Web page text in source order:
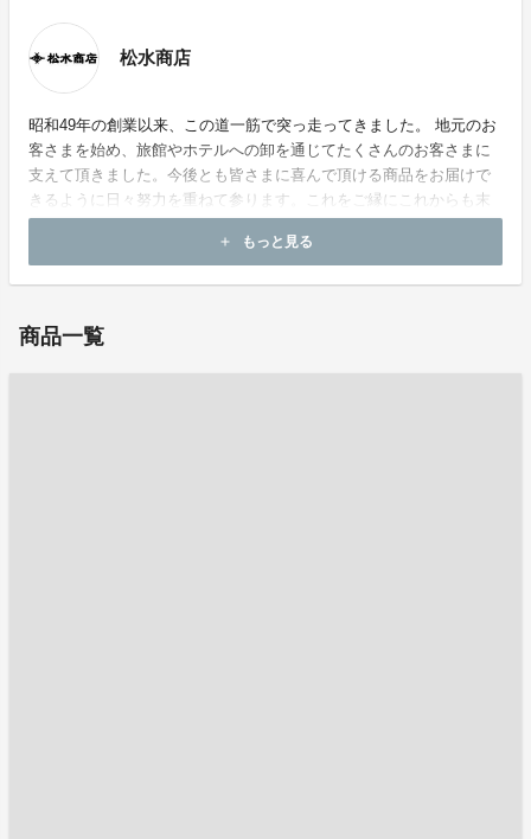
松水商店
昭和49年の創業以来、この道一筋で突っ走ってきました。 地元のお
客さまを始め、旅館やホテルへの卸を通じてたくさんのお客さまに
支えて頂きました。今後とも皆さまに喜んで頂ける商品をお届けで
きるように日々努力を重ねて参ります。これをご縁にこれからも末
永くお付き合い頂きますようお願い申し上げます。
add もっと見る
商品一覧